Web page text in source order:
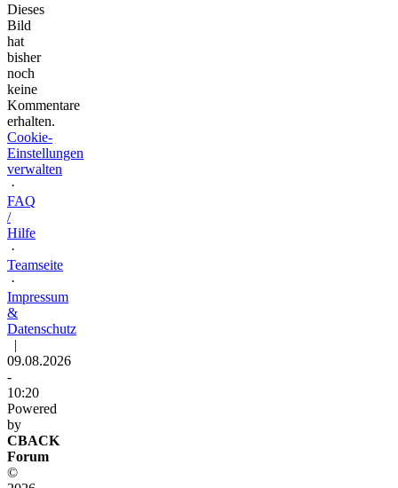
Dieses
Bild
hat
bisher
noch
keine
Kommentare
erhalten.
Cookie-
Einstellungen
verwalten
·
FAQ
/
Hilfe
·
Teamseite
·
Impressum
&
Datenschutz
|
09.08.2026
-
10:20
Powered
by
CBACK
Forum
©